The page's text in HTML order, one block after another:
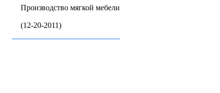
Производство мягкой мебели
(12-20-2011)